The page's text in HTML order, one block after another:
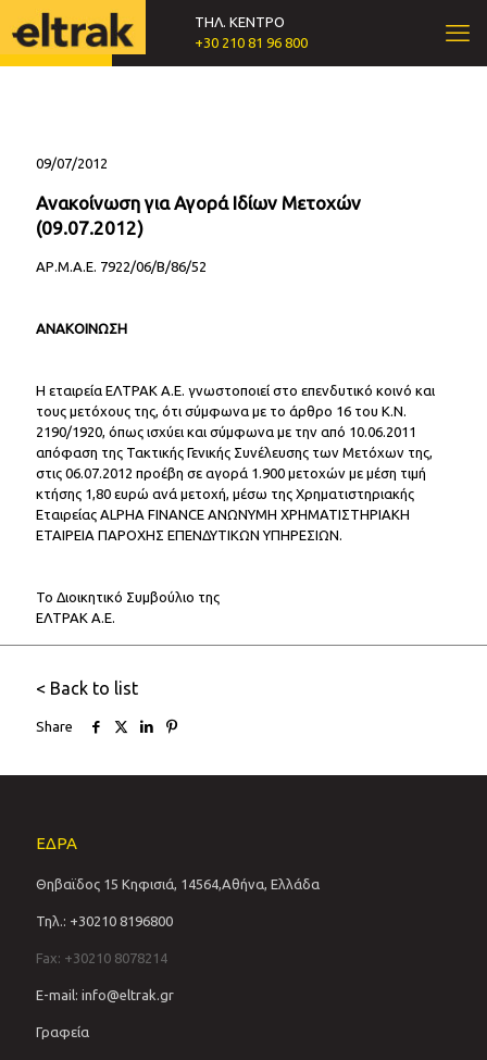
ΤΗΛ. ΚΕΝΤΡΟ
+30 210 81 96 800
09/07/2012
Ανακοίνωση για Αγορά Ιδίων Μετοχών
(09.07.2012)
ΑΡ.Μ.Α.Ε. 7922/06/Β/86/52
ΑΝΑΚΟΙΝΩΣΗ
Η εταιρεία ΕΛΤΡΑΚ Α.Ε. γνωστοποιεί στο επενδυτικό κοινό και
τους μετόχους της, ότι σύμφωνα με το άρθρο 16 του Κ.Ν.
2190/1920, όπως ισχύει και σύμφωνα με την από 10.06.2011
απόφαση της Τακτικής Γενικής Συνέλευσης των Μετόχων της,
στις 06.07.2012 προέβη σε αγορά 1.900 μετοχών με μέση τιμή
κτήσης 1,80 ευρώ ανά μετοχή, μέσω της Χρηματιστηριακής
Εταιρείας ALPHA FINANCE ΑΝΩΝΥΜΗ ΧΡΗΜΑΤΙΣΤΗΡΙΑΚΗ
ΕΤΑΙΡΕΙΑ ΠΑΡΟΧΗΣ ΕΠΕΝΔΥΤΙΚΩΝ ΥΠΗΡΕΣΙΩΝ.
Το Διοικητικό Συμβούλιο της
ΕΛΤΡΑΚ Α.Ε.
< Back to list
Share
ΕΔΡΑ
Θηβαϊδος 15 Κηφισιά, 14564,Αθήνα, Ελλάδα
Τηλ.: +30210 8196800
Fax: +30210 8078214
E-mail: info@eltrak.gr
Γραφεία